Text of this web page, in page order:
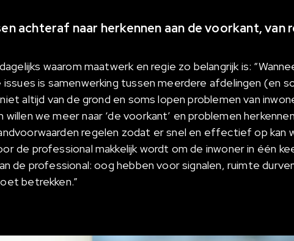
achteraf naar herkennen aan de voorkant, van
waarom maatwerk en regie zo belangrijk is:
issues is samenwerking tussen meerdere afdelingen (en
altijd van de grond en soms lopen problemen van
willen we meer naar ‘de voorkant’ en problemen
regelen zodat er snel en effectief op kan
de professional makkelijk wordt om de inwoner in één
de professional: oog hebben voor signalen, ruimte
betrekken.”